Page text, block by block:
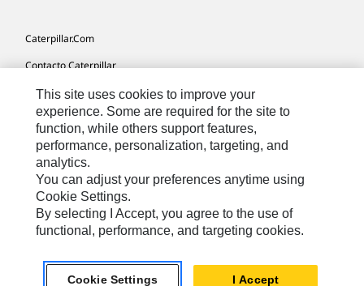
Caterpillar.com
Contacto Caterpillar
Mis Preferencias De Marketing
Mapa Del Sitio
Cookie Settings
Aviso Legal
Privacidad
Europe-Spanish© 2026 Caterpillar. Reservados todos los derechos
This site uses cookies to improve your
experience. Some are required for the site to
function, while others support features,
performance, personalization, targeting, and
analytics.
You can adjust your preferences anytime using
Cookie Settings.
By selecting I Accept, you agree to the use of
functional, performance, and targeting cookies.
Cookie Settings I Accept